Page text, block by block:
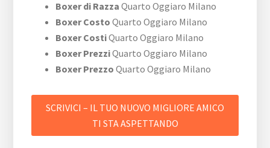
Boxer di Razza Quarto Oggiaro Milano
Boxer Costo Quarto Oggiaro Milano
Boxer CostiQuarto Oggiaro Milano
Boxer PrezziQuarto Oggiaro Milano
Boxer Prezzo Quarto Oggiaro Milano
SCRIVICI – IL TUO NUOVO MIGLIORE AMICO
TI STA ASPETTANDO